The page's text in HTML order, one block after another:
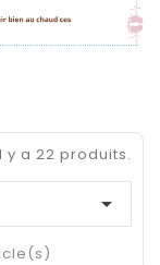
y a 22 produits.
